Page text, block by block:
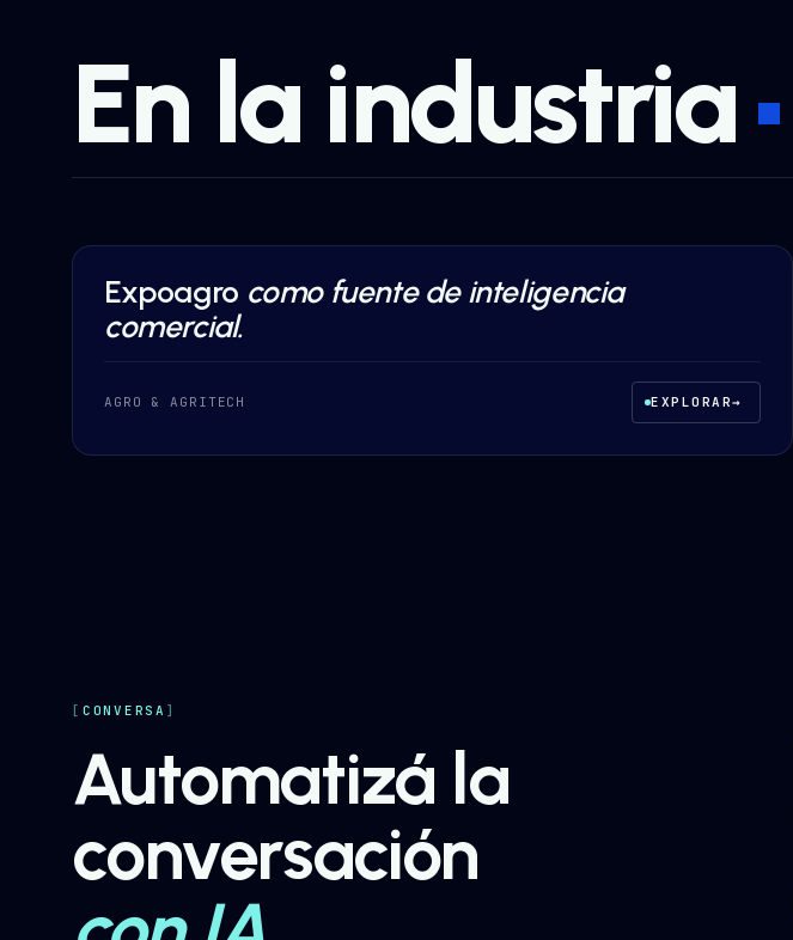
En la industria
DATA INTELLIGENCE·AGRO & AGRITECH
Expoagro como fuente de inteligencia
comercial.
AGRO & AGRITECH EXPLORAR→
CONVERSA
Automatizá la
conversación